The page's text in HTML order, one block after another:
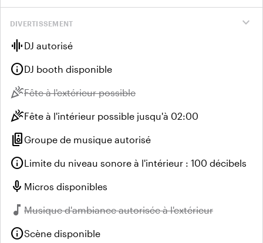
expand_more
DIVERTISSEMENT
graphic_eq DJ autorisé
infoDJ booth disponible
celebrationIndisponible :
Fête à l'extérieur possible
celebrationFête à l'intérieur possible jusqu'à 02:00
speaker_groupGroupe de musique autorisé
infoLimite du niveau sonore à l'intérieur : 100 décibels
mic Micros disponibles
music_note Indisponible :
Musique d'ambiance autorisée à l'extérieur
infoScène disponible